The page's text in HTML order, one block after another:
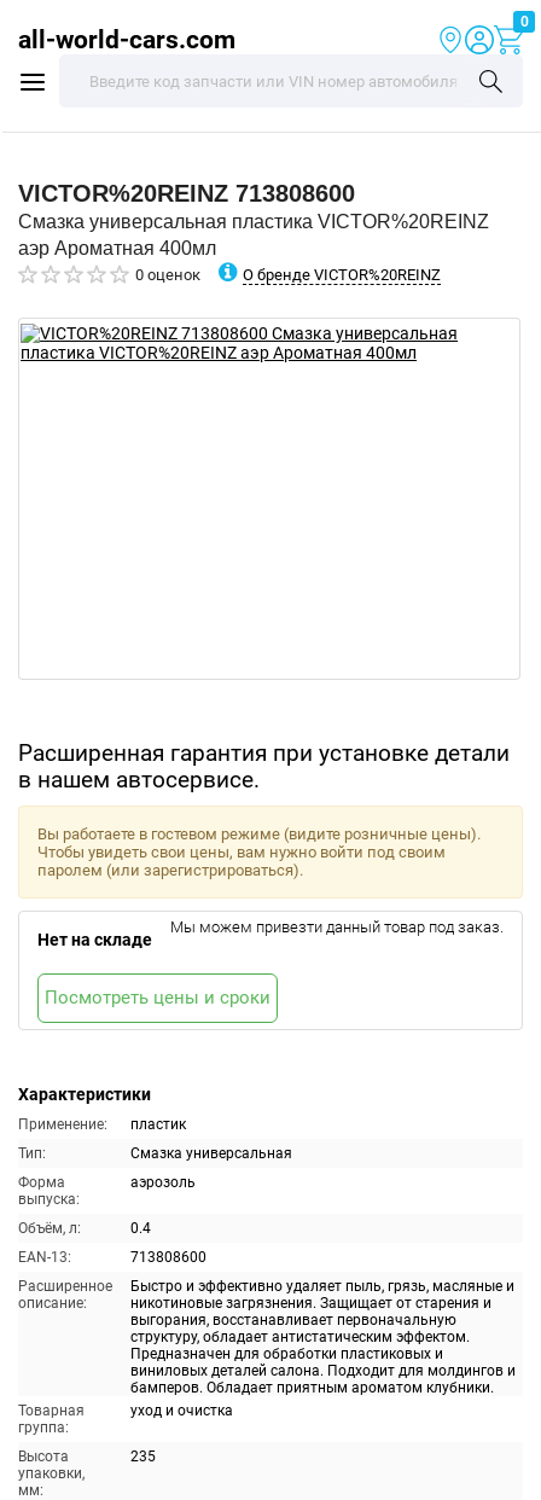
all-world-cars.com
0
VICTOR%20REINZ 713808600
Смазка универсальная пластика VICTOR%20REINZ
аэр Ароматная 400мл
0 оценок О бренде VICTOR%20REINZ
Расширенная гарантия при установке детали
в нашем автосервисе.
Характеристики
Применение:
пластик
Тип:
Смазка универсальная
Форма
выпуска:
аэрозоль
Объём, л:
0.4
EAN-13:
713808600
Расширенное
описание:
Быстро и эффективно удаляет пыль, грязь, масляные и
никотиновые загрязнения. Защищает от старения и
выгорания, восстанавливает первоначальную
структуру, обладает антистатическим эффектом.
Предназначен для обработки пластиковых и
виниловых деталей салона. Подходит для молдингов и
бамперов. Обладает приятным ароматом клубники.
Товарная
группа:
уход и очистка
Высота
упаковки,
мм:
235
Вы работаете в гостевом режиме (видите розничные цены).
Чтобы увидеть свои цены, вам нужно войти под своим
паролем (или зарегистрироваться).
Нет на складе
Мы можем привезти данный товар под заказ.
Посмотреть цены и сроки